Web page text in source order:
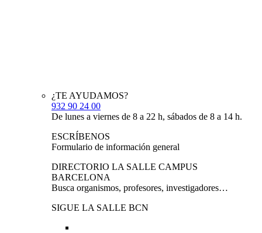
¿TE AYUDAMOS?
932 90 24 00
De lunes a viernes de 8 a 22 h, sábados de 8 a 14 h.
ESCRÍBENOS
Formulario de información general
DIRECTORIO LA SALLE CAMPUS
BARCELONA
Busca organismos, profesores, investigadores…
SIGUE LA SALLE BCN